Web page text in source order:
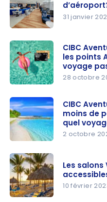
accéder
aux salons
VIP
d’aéroport
?
31 janvier
Aventura :
Comment
utiliser les
points
Aventura
pour un
voyage
pas cher
CIBC
les points
voyage
28 octobre
Aventura :
Échangez
35 % moins
de points
CIBC
moins de
quel
2 octobre
Les salons
10 février